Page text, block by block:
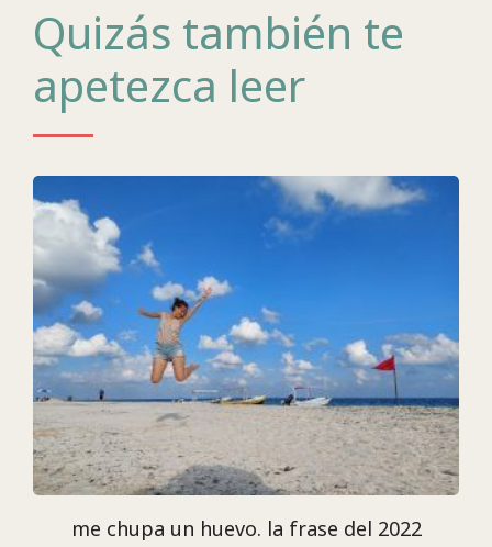
Quizás también te
apetezca leer
me chupa un huevo. la frase del 2022